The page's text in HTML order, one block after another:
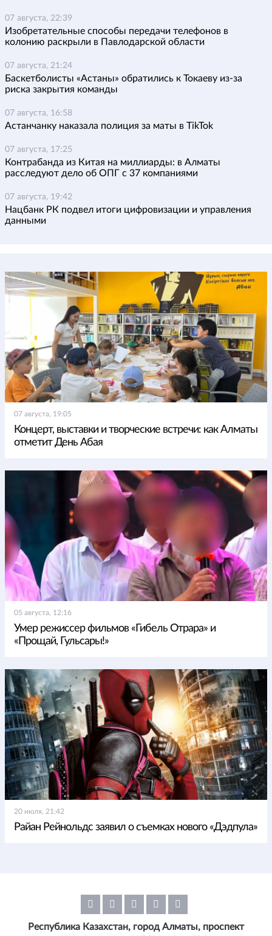
07 августа, 22:39
Изобретательные способы передачи телефонов в
колонию раскрыли в Павлодарской области
07 августа, 21:24
Баскетболисты «Астаны» обратились к Токаеву из-за
риска закрытия команды
07 августа, 16:58
Астанчанку наказала полиция за маты в TikTok
07 августа, 17:25
Контрабанда из Китая на миллиарды: в Алматы
расследуют дело об ОПГ с 37 компаниями
07 августа, 19:42
Нацбанк РК подвел итоги цифровизации и управления
данными
07 августа, 19:05
Концерт, выставки и творческие встречи: как Алматы
отметит День Абая
05 августа, 12:16
Умер режиссер фильмов «Гибель Отрара» и
«Прощай, Гульсары!»
20 июля, 21:42
Райан Рейнольдс заявил о съемках нового «Дэдпула»
Республика Казахстан, город Алматы, проспект